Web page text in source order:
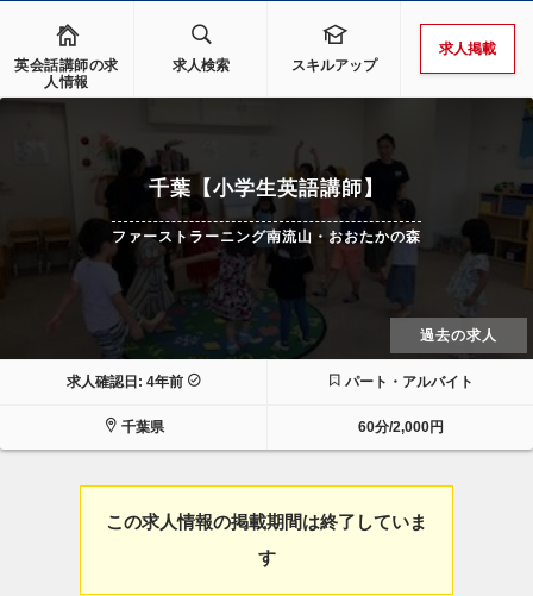
英会話講師の求
人情報
求人検索 スキルアップ
求人掲載
千葉【小学生英語講師】
ファーストラーニング南流山・おおたかの森
過去の求人
求人確認日: 4年前 パート・アルバイト
千葉県 60分/2,000円
この求人情報の掲載期間は終了していま
す